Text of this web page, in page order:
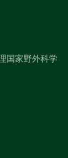
国家野外科学